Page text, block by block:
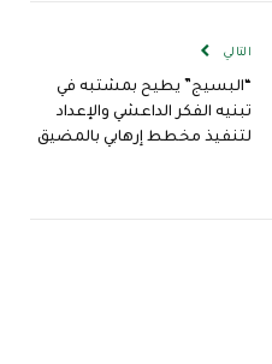
التالي
“البسيج” يطيح بمشتبه في
تبنيه الفكر الداعشي والإعداد
لتنفيذ مخطط إرهابي بالمضيق